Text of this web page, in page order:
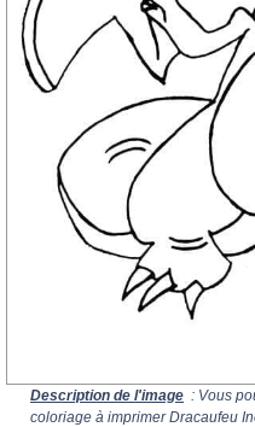
Description de l'image : Vous
coloriage à imprimer Dracaufeu